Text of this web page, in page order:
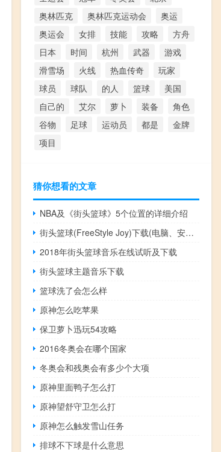
奥林匹克
奥林匹克运动会
奥运
奥运会
女排 技能 攻略
方舟
日本
时间 杭州 武器
游戏
滑雪场
火线 热血传奇
玩家
球员
球队 的人 篮球
美国
自己的
艾尔 萝卜 装备
角色
谷物
足球 运动员 都是
金牌
项目
猜你想看的文章
NBA及《街头篮球》5个位置的详细介绍
街头篮球(FreeStyle Joy)下载(电脑、安卓和IOS所有版本)
2018年街头篮球音乐在线试听及下载
街头篮球主题音乐下载
篮球洗了会怎么样
原神怎么吃苹果
保卫萝卜迅玩54攻略
2016冬奥会在哪个国家
冬奥会和残奥会有多少个大项
原神里面鸭子怎么打
原神望舒守卫怎么打
原神怎么触发雪山任务
排球不下球是什么意思